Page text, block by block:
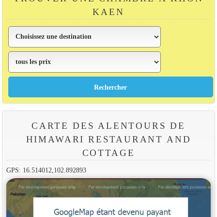
KAEN
CARTE DES ALENTOURS DE
HIMAWARI RESTAURANT AND
COTTAGE
GPS: 16.514012,102.892893